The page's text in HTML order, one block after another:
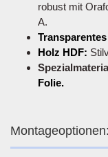
robust mit
A.
Holz HDF:
Folie.
Montageoptionen: